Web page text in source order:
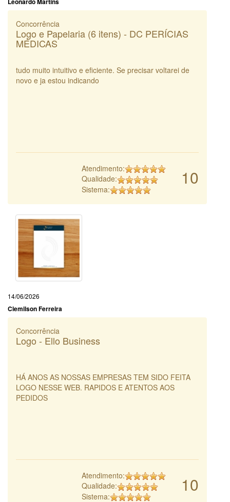
Concorrência
Logo e Papelaria (6 itens) - DC PERÍCIAS
MÉDICAS
tudo muito intuitivo e eficiente. Se precisar voltarei de
novo e ja estou indicando
10
Atendimento:
Qualidade:
Sistema:
14/06/2026
Clemilson Ferreira
Concorrência
Logo - Ello Business
HÁ ANOS AS NOSSAS EMPRESAS TEM SIDO FEITA
LOGO NESSE WEB. RAPIDOS E ATENTOS AOS
PEDIDOS
10
Atendimento:
Qualidade:
Sistema: